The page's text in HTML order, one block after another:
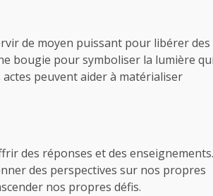
de moyen puissant pour libérer des
bougie pour symboliser la lumière
peuvent aider à matérialiser
des réponses et des enseignements.
des perspectives sur nos propres
nos propres défis.